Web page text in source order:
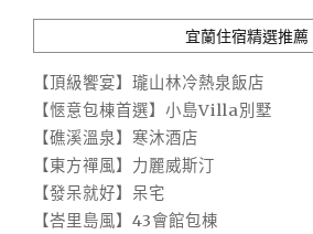
宜蘭住宿精選推薦
【頂級饗宴】瓏山林冷熱泉飯店
【愜意包棟首選】小島Villa別墅
【礁溪溫泉】寒沐酒店
【東方禪風】力麗威斯汀
【發呆就好】呆宅
【峇里島風】43會館包棟